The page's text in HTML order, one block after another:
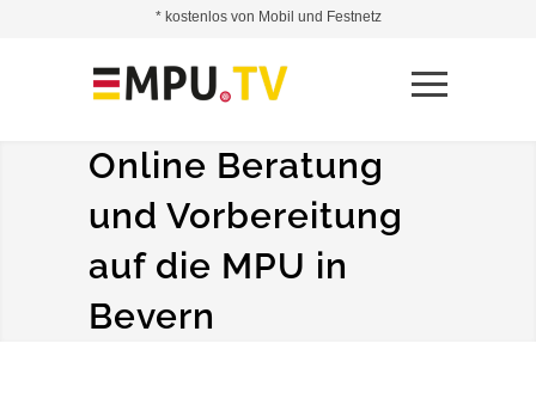
Online Beratung
und Vorbereitung
auf die MPU in
Bevern
* kostenlos von Mobil und Festnetz